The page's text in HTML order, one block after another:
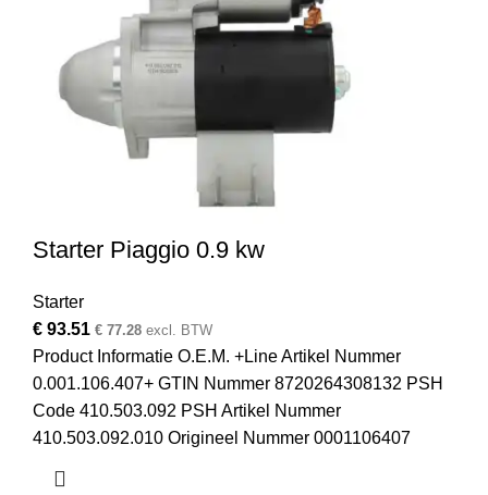
Starter Piaggio 0.9 kw
Starter
€ 93.51 € 77.28 excl. BTW
Product Informatie O.E.M. +Line Artikel Nummer
0.001.106.407+ GTIN Nummer 8720264308132 PSH
Code 410.503.092 PSH Artikel Nummer
410.503.092.010 Origineel Nummer 0001106407